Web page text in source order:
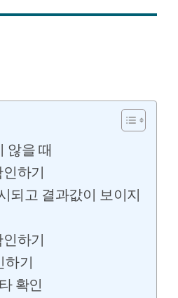
않을 때
하기
되고 결과값이 보이지
하기
하기
확인